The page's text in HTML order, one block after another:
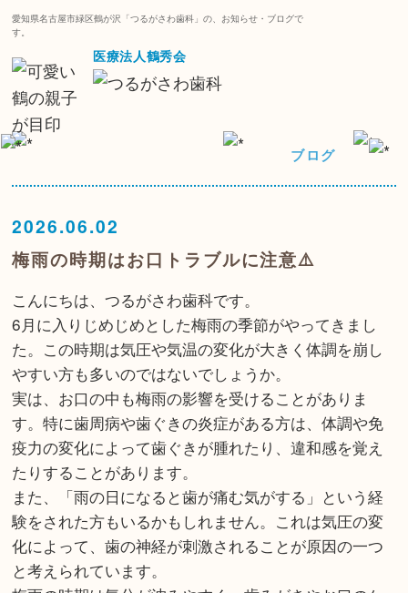
愛知県名古屋市緑区鶴が沢「つるがさわ歯科」の、お知らせ・ブログで
す。
医療法人鶴秀会
ブログ
2026.06.02
梅雨の時期はお口トラブルに注意⚠️
こんにちは、つるがさわ歯科です。
6月に入りじめじめとした梅雨の季節がやってきまし
た。この時期は気圧や気温の変化が大きく体調を崩し
やすい方も多いのではないでしょうか。
実は、お口の中も梅雨の影響を受けることがありま
す。特に歯周病や歯ぐきの炎症がある方は、体調や免
疫力の変化によって歯ぐきが腫れたり、違和感を覚え
たりすることがあります。
また、「雨の日になると歯が痛む気がする」という経
験をされた方もいるかもしれません。これは気圧の変
化によって、歯の神経が刺激されることが原因の一つ
と考えられています。